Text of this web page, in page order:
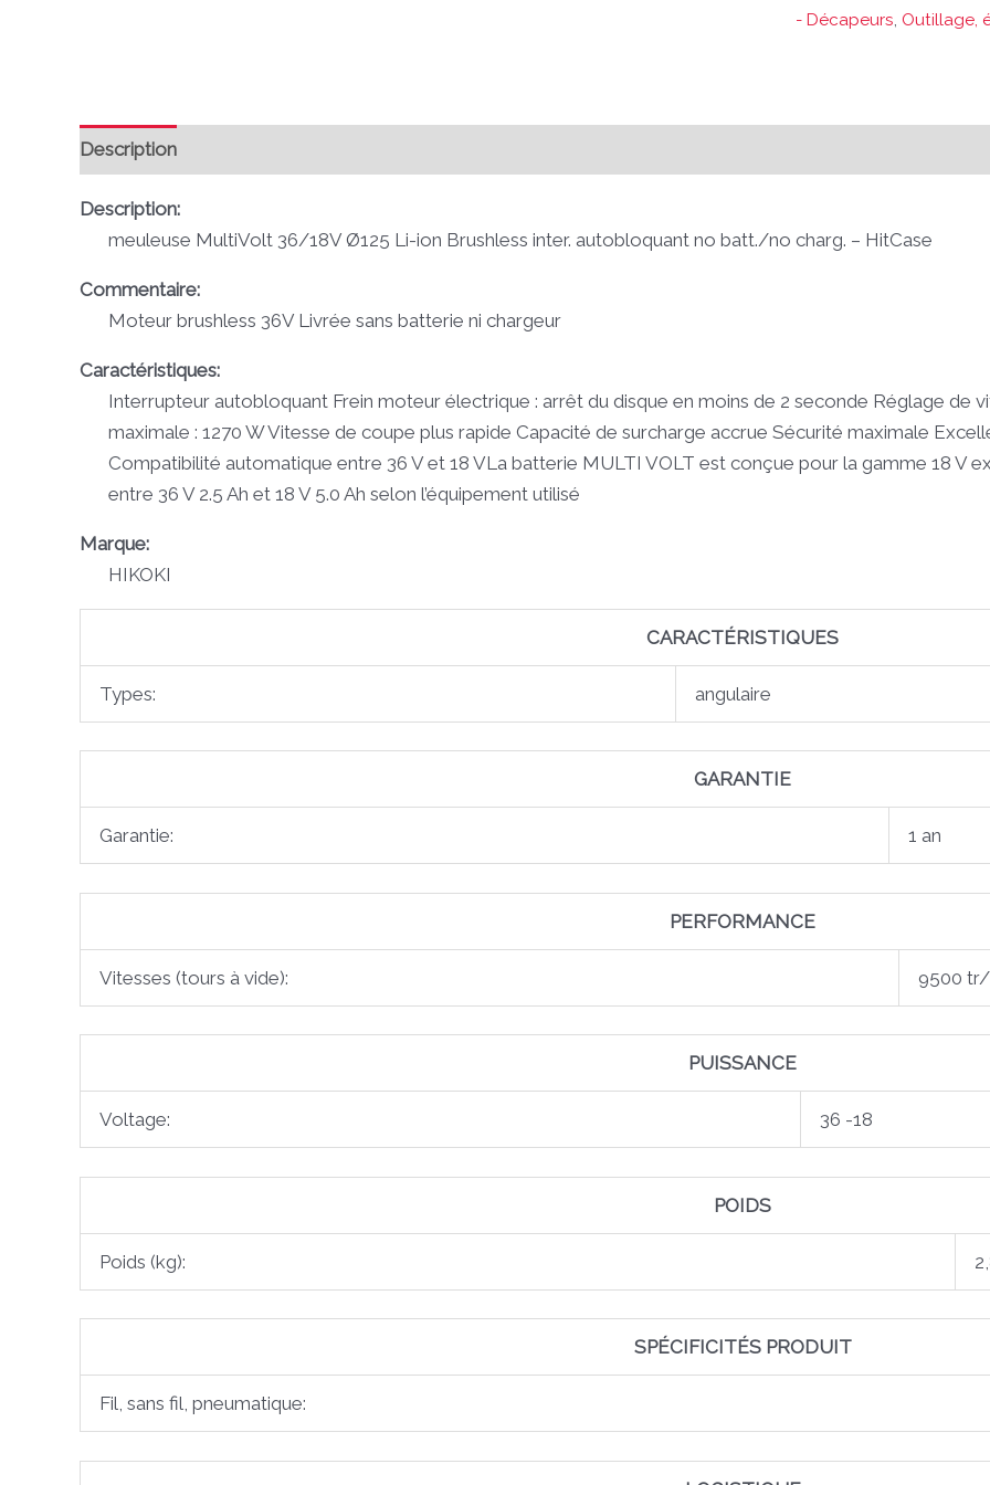
- Décapeurs, Outillage,
Description
Description:
meuleuse MultiVolt 36/18V Ø125 Li-ion Brushless inter. autobloquant no batt./no charg. – HitCase
Commentaire:
Moteur brushless 36V Livrée sans batterie ni chargeur
Caractéristiques:
Interrupteur autobloquant Frein moteur électrique : arrêt du disque en moins de 2 seconde Réglage de
maximale : 1270 W Vitesse de coupe plus rapide Capacité de surcharge accrue Sécurité maximale
Compatibilité automatique entre 36 V et 18 VLa batterie MULTI VOLT est conçue pour la gamme 18 V
entre 36 V 2.5 Ah et 18 V 5.0 Ah selon l’équipement utilisé
Marque:
HIKOKI
CARACTÉRISTIQUES
Types: angulaire
GARANTIE
Garantie: 1 an
PERFORMANCE
Vitesses (tours à vide): 9500
PUISSANCE
Voltage: 36 -18
POIDS
Poids (kg):
SPÉCIFICITÉS PRODUIT
Fil, sans fil, pneumatique: